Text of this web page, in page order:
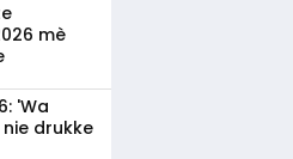
mè
'Wa
drukke